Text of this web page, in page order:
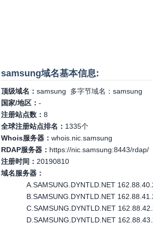
samsung域名基本信息:
顶级域名： samsung 多字节域名： samsung
国家/地区： -
注册站点数： 8
全球注册站点排名： 1335个
Whois服务器： whois.nic.samsung
RDAP服务器： https://nic.samsung:8443/rdap/
注册时间： 20190810
域名服务器：
A.SAMSUNG.DYNTLD.NET
B.SAMSUNG.DYNTLD.NET
C.SAMSUNG.DYNTLD.NET
D.SAMSUNG.DYNTLD.NET